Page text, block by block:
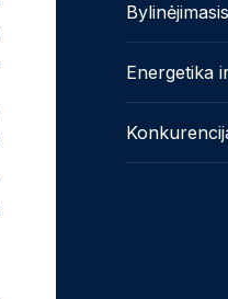
Bylinėjimasis
Energetika